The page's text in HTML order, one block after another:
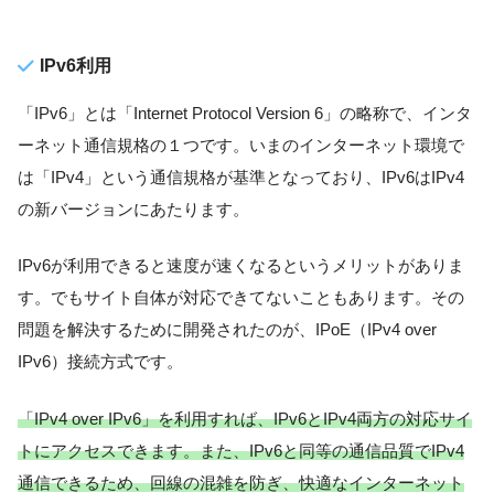
IPv6利用
「IPv6」とは「Internet Protocol Version 6」の略称で、インタ
ーネット通信規格の１つです。いまのインターネット環境で
は「IPv4」という通信規格が基準となっており、IPv6はIPv4
の新バージョンにあたります。
IPv6が利用できると速度が速くなるというメリットがありま
す。でもサイト自体が対応できてないこともあります。その
問題を解決するために開発されたのが、IPoE（IPv4 over
IPv6）接続方式です。
「IPv4 over IPv6」を利用すれば、IPv6とIPv4両方の対応サイ
トにアクセスできます。また、IPv6と同等の通信品質でIPv4
通信できるため、回線の混雑を防ぎ、快適なインターネット